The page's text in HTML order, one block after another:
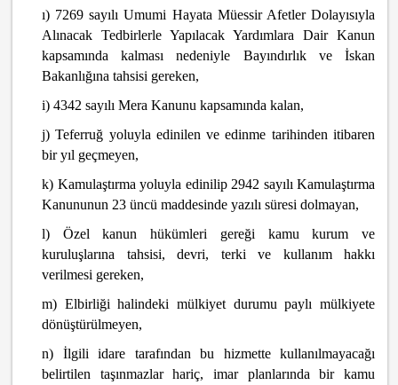
ı) 7269 sayılı Umumi Hayata Müessir Afetler Dolayısıyla
Alınacak Tedbirlerle Yapılacak Yardımlara Dair Kanun
kapsamında kalması nedeniyle Bayındırlık ve İskan
Bakanlığına tahsisi gereken,
i) 4342 sayılı Mera Kanunu kapsamında kalan,
j) Teferruğ yoluyla edinilen ve edinme tarihinden itibaren
bir yıl geçmeyen,
k) Kamulaştırma yoluyla edinilip 2942 sayılı Kamulaştırma
Kanununun 23 üncü maddesinde yazılı süresi dolmayan,
l) Özel kanun hükümleri gereği kamu kurum ve
kuruluşlarına tahsisi, devri, terki ve kullanım hakkı
verilmesi gereken,
m) Elbirliği halindeki mülkiyet durumu paylı mülkiyete
dönüştürülmeyen,
n) İlgili idare tarafından bu hizmette kullanılmayacağı
belirtilen taşınmazlar hariç, imar planlarında bir kamu